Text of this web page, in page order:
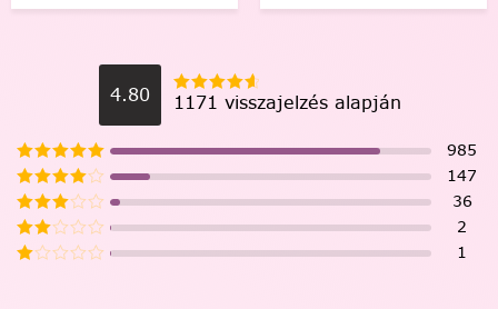
4.80 1171 visszajelzés alapján
985
147
36
2
1